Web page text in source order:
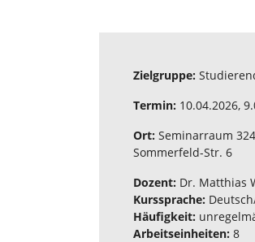
Zielgruppe:
Termin: 10.04.2026,
Ort: Seminarraum
Sommerfeld-Str. 6
Dozent: Dr. Matthias
Kurssprache:
Häufigkeit:
Arbeitseinheiten: 8